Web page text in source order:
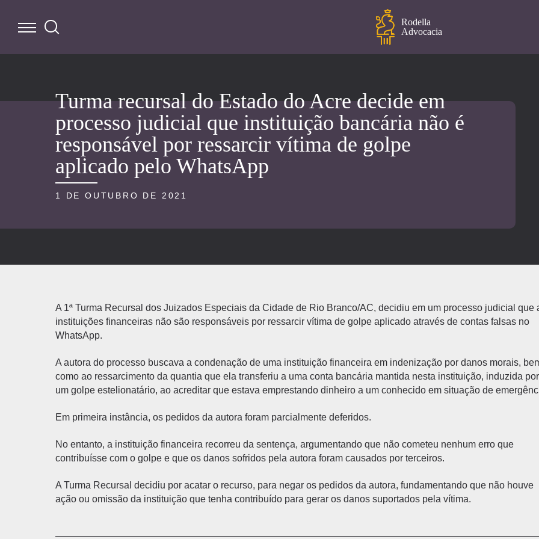
Rodella
Advocacia
Turma recursal do Estado do Acre decide em
processo judicial que instituição bancária não é
responsável por ressarcir vítima de golpe
aplicado pelo WhatsApp
1 DE OUTUBRO DE 2021
A 1ª Turma Recursal dos Juizados Especiais da Cidade de Rio Branco/AC, decidiu em um processo judicial que
instituições financeiras não são responsáveis por ressarcir vítima de golpe aplicado através de contas falsas no
WhatsApp.
A autora do processo buscava a condenação de uma instituição financeira em indenização por danos morais,
como ao ressarcimento da quantia que ela transferiu a uma conta bancária mantida nesta instituição, induzida por
um golpe estelionatário, ao acreditar que estava emprestando dinheiro a um conhecido em situação de
Em primeira instância, os pedidos da autora foram parcialmente deferidos.
No entanto, a instituição financeira recorreu da sentença, argumentando que não cometeu nenhum erro que
contribuísse com o golpe e que os danos sofridos pela autora foram causados por terceiros.
A Turma Recursal decidiu por acatar o recurso, para negar os pedidos da autora, fundamentando que não houve
ação ou omissão da instituição que tenha contribuído para gerar os danos suportados pela vítima.